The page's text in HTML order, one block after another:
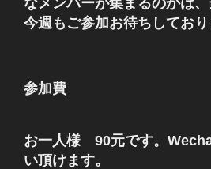
今週もご参加お待ちしており
参加費
お一人様 90元です。
い頂けます。